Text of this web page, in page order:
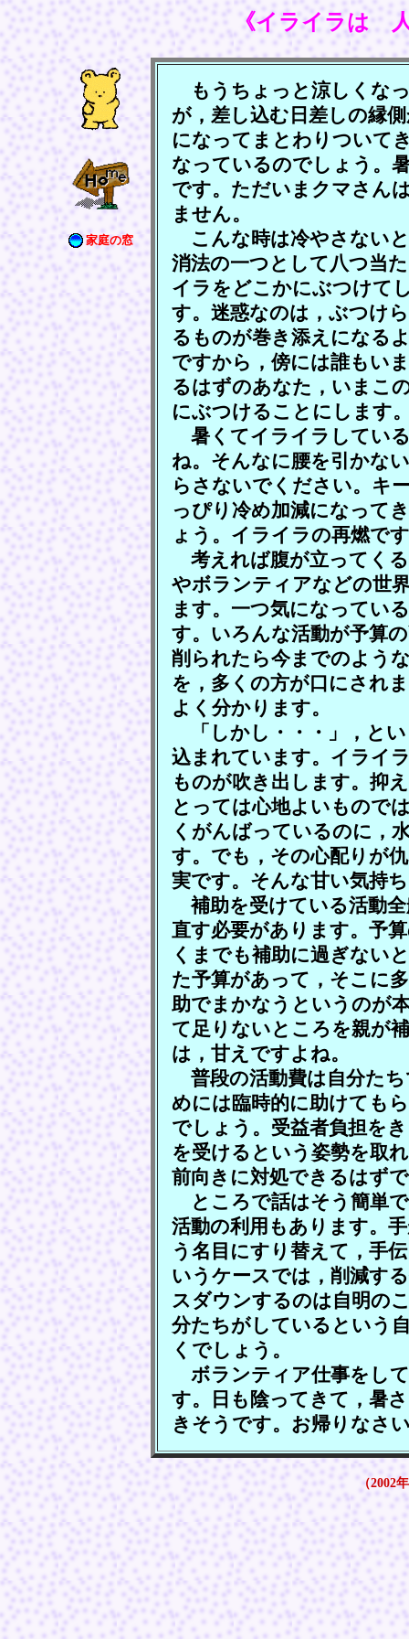
《イライラは
家庭の窓
もうちょっと涼しくな
が，差し込む日差しの縁
になってまとわりついて
なっているのでしょう。
です。ただいまクマさん
ません。
こんな時は冷やさない
消法の一つとして八つ当
イラをどこかにぶつけて
す。迷惑なのは，ぶつけ
るものが巻き添えになる
ですから，傍には誰もい
るはずのあなた，いまこ
にぶつけることにします
暑くてイライラしてい
ね。そんなに腰を引かな
らさないでください。キ
っぴり冷め加減になって
ょう。イライラの再燃で
考えれば腹が立ってく
やボランティアなどの世
ます。一つ気になってい
す。いろんな活動が予算
削られたら今までのよう
を，多くの方が口にされ
よく分かります。
「しかし・・・」，と
込まれています。イライ
ものが吹き出します。抑
とっては心地よいもので
くがんばっているのに，
す。でも，その心配りが
実です。そんな甘い気持
補助を受けている活動
直す必要があります。予
くまでも補助に過ぎない
た予算があって，そこに
助でまかなうというのが
て足りないところを親が
は，甘えですよね。
普段の活動費は自分た
めには臨時的に助けても
でしょう。受益者負担を
を受けるという姿勢を取
前向きに対処できるはず
ところで話はそう簡単
活動の利用もあります。
う名目にすり替えて，手
いうケースでは，削減す
スダウンするのは自明の
分たちがしているという
くでしょう。
ボランティア仕事をし
す。日も陰ってきて，暑
きそうです。お帰りなさ
（2002